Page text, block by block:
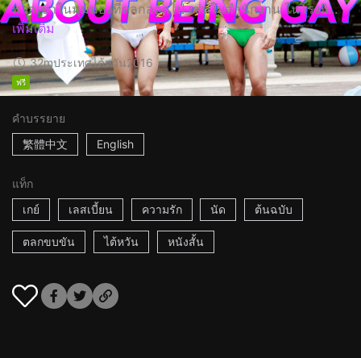
พวกเขาในมุมมองที่ตลกออกไป เช่นในสำนักงาน ในโรงยิ...
เพิ่มเติม
32mประเทศไต้หวัน2016
ฟรี
คำบรรยาย
繁體中文
English
แท็ก
เกย์
เลสเบี้ยน ความรัก นัด ต้นฉบับ
ตลกขบขัน ไต้หวัน หนังสั้น